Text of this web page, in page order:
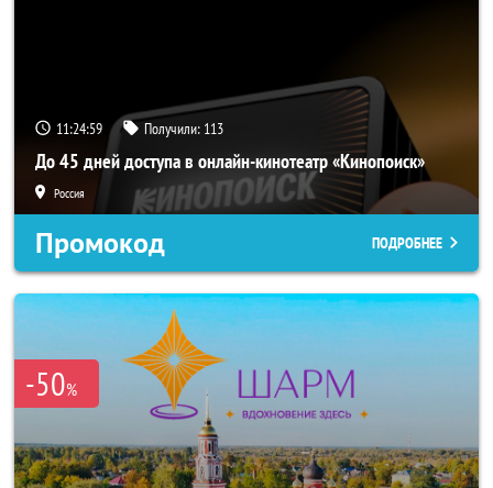
11:24:56 Получили: 113
До 45 дней доступа в онлайн-кинотеатр «Кинопоиск»
Россия
Промокод ПОДРОБНЕЕ
-50%